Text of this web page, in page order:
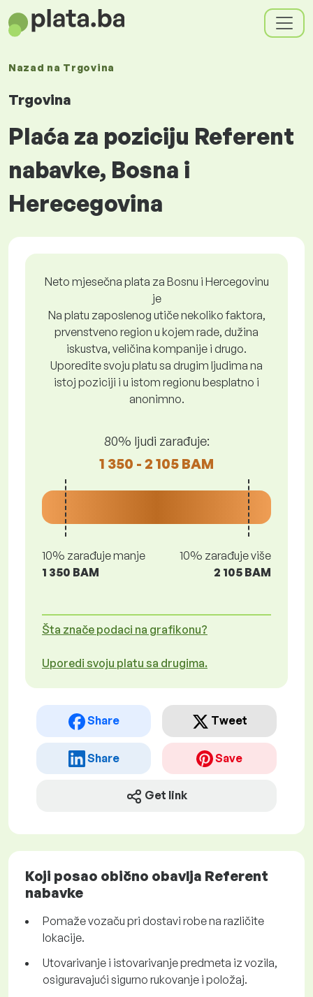
Nazad na Trgovina
Trgovina
Plaća za poziciju Referent
nabavke, Bosna i
Herecegovina
Neto mjesečna plata za Bosnu i Hercegovinu
je
Na platu zaposlenog utiče nekoliko faktora,
prvenstveno region u kojem rade, dužina
iskustva, veličina kompanije i drugo.
Uporedite svoju platu sa drugim ljudima na
istoj poziciji i u istom regionu besplatno i
anonimno.
80% ljudi zarađuje:
1 350 - 2 105 BAM
10% zarađuje manje
1 350 BAM
10% zarađuje više
2 105 BAM
Šta znače podaci na grafikonu?
Uporedi svoju platu sa drugima.
Share Tweet
Share Save
Get link
Koji posao obično obavlja Referent
nabavke
Pomaže vozaču pri dostavi robe na različite
lokacije.
Utovarivanje i istovarivanje predmeta iz vozila,
osiguravajući sigurno rukovanje i položaj.